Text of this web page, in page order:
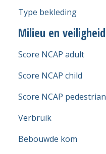
Type bekleding
Milieu en veiligheid
Score NCAP adult
Score NCAP child
Score NCAP pedestrian
Verbruik
Bebouwde kom